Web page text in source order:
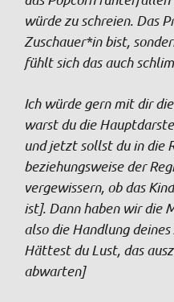
würde zu schreien. Das
Zuschauer*in bist,
fühlt sich das auch
Ich würde gern mit dir
warst du die
und jetzt sollst du in die
beziehungsweise der
vergewissern, ob das
ist]. Dann haben wir die
also die Handlung
Hättest du Lust, das
abwarten]